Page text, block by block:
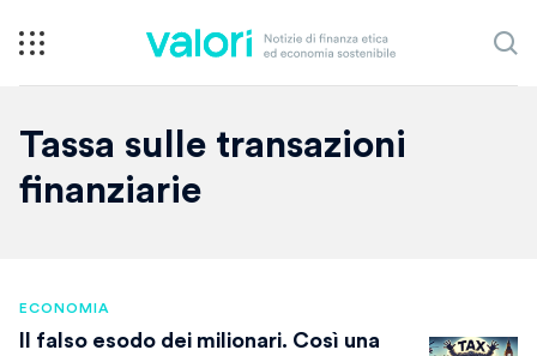
Tassa sulle transazioni
finanziarie
ECONOMIA
Il falso esodo dei milionari. Così una